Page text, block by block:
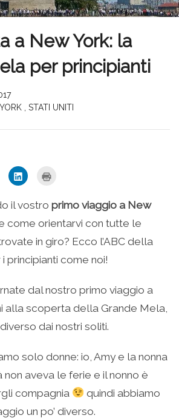
a New York: la
per principianti
STATI UNITI
nuova
Fai
clic
condividere
su
LinkedIn
(Si
in
una
nuova
finestra)
stampare
(Si
apre
in
nuova
finestra)
il vostro primo viaggio a New
come orientarvi con tutte le
in giro? Ecco l’ABC della
principianti come noi!
dal nostro primo viaggio a
alla scoperta della Grande Mela,
dai nostri soliti.
solo donne: io, Amy e la nonna
non aveva le ferie e il nonno è
compagnia
quindi abbiamo
un po’ diverso.